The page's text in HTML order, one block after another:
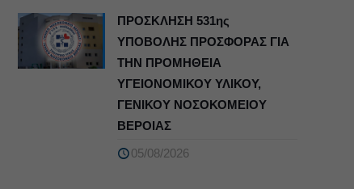
ΠΡΟΣΚΛΗΣΗ 531ης
ΥΠΟΒΟΛΗΣ ΠΡΟΣΦΟΡΑΣ ΓΙΑ
ΤΗΝ ΠΡΟΜΗΘΕΙΑ
ΥΓΕΙΟΝΟΜΙΚΟΥ ΥΛΙΚΟΥ,
ΓΕΝΙΚΟΥ ΝΟΣΟΚΟΜΕΙΟΥ
ΒΕΡΟΙΑΣ
05/08/2026